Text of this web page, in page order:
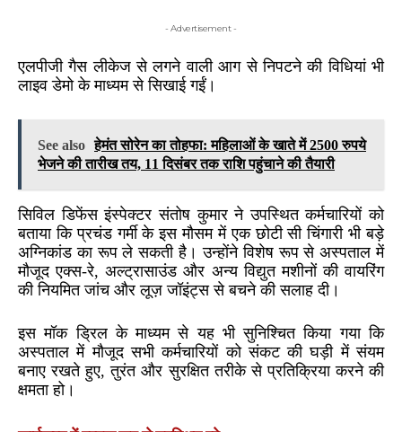
- Advertisement -
एलपीजी गैस लीकेज से लगने वाली आग से निपटने की विधियां भी
लाइव डेमो के माध्यम से सिखाई गईं।
See also हेमंत सोरेन का तोहफा: महिलाओं के खाते में 2500 रुपये
भेजने की तारीख तय, 11 दिसंबर तक राशि पहुंचाने की तैयारी
सिविल डिफेंस इंस्पेक्टर संतोष कुमार ने उपस्थित कर्मचारियों को
बताया कि प्रचंड गर्मी के इस मौसम में एक छोटी सी चिंगारी भी बड़े
अग्निकांड का रूप ले सकती है। उन्होंने विशेष रूप से अस्पताल में
मौजूद एक्स-रे, अल्ट्रासाउंड और अन्य विद्युत मशीनों की वायरिंग
की नियमित जांच और लूज़ जॉइंट्स से बचने की सलाह दी।
इस मॉक ड्रिल के माध्यम से यह भी सुनिश्चित किया गया कि
अस्पताल में मौजूद सभी कर्मचारियों को संकट की घड़ी में संयम
बनाए रखते हुए, तुरंत और सुरक्षित तरीके से प्रतिक्रिया करने की
क्षमता हो।